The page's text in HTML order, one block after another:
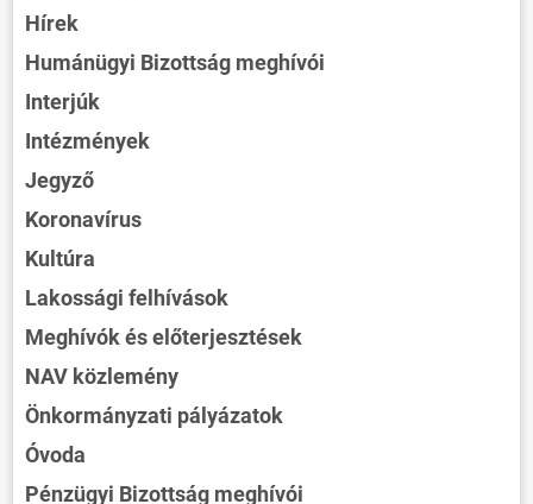
Hírek
Humánügyi Bizottság meghívói
Interjúk
Intézmények
Jegyző
Koronavírus
Kultúra
Lakossági felhívások
Meghívók és előterjesztések
NAV közlemény
Önkormányzati pályázatok
Óvoda
Pénzügyi Bizottság meghívói